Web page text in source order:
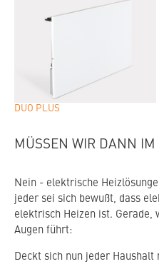
DUO PLUS
MÜSSEN WIR DANN IM
Nein - elektrische
jeder sei sich bewußt, dass
elektrisch Heizen ist. Gerade,
Augen führt:
Deckt sich nun jeder